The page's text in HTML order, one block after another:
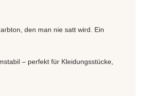
den man nie satt wird. Ein
– perfekt für Kleidungsstücke,